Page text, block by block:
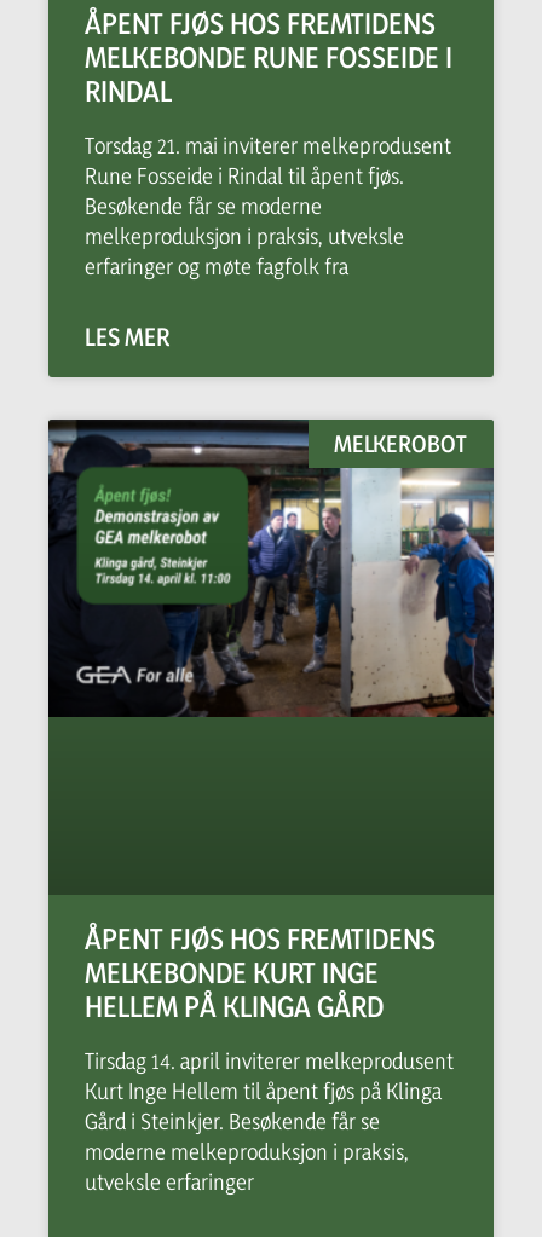
ÅPENT FJØS HOS FREMTIDENS
MELKEBONDE RUNE FOSSEIDE I
RINDAL
Torsdag 21. mai inviterer melkeprodusent
Rune Fosseide i Rindal til åpent fjøs.
Besøkende får se moderne
melkeproduksjon i praksis, utveksle
erfaringer og møte fagfolk fra
LES MER
MELKEROBOT
ÅPENT FJØS HOS FREMTIDENS
MELKEBONDE KURT INGE
HELLEM PÅ KLINGA GÅRD
Tirsdag 14. april inviterer melkeprodusent
Kurt Inge Hellem til åpent fjøs på Klinga
Gård i Steinkjer. Besøkende får se
moderne melkeproduksjon i praksis,
utveksle erfaringer